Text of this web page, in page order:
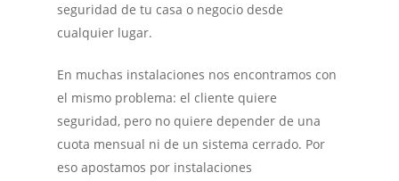
seguridad de tu casa o negocio desde
cualquier lugar.
En muchas instalaciones nos encontramos con
el mismo problema: el cliente quiere
seguridad, pero no quiere depender de una
cuota mensual ni de un sistema cerrado. Por
eso apostamos por instalaciones